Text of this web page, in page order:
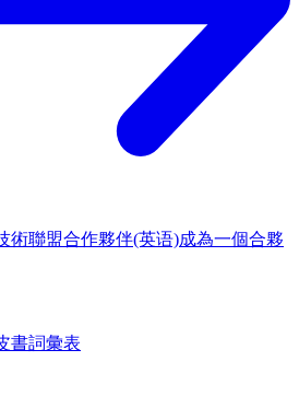
術聯盟合作夥伴(英语)成為一個合夥
書詞彙表